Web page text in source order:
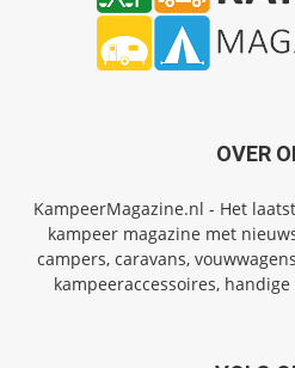
OVER
KampeerMagazine.nl - Het
kampeer magazine met
campers, caravans,
kampeeraccessoires,